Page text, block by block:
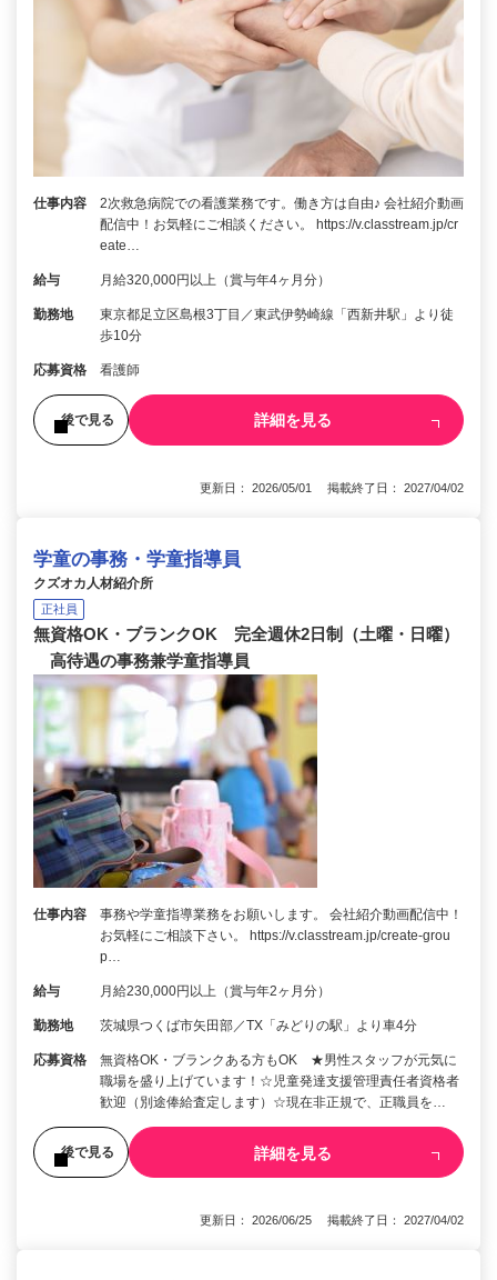
仕事内容
2次救急病院での看護業務です。働き方は自由♪ 会社紹介動画
配信中！お気軽にご相談ください。 https://v.classtream.jp/cr
eate…
給与 月給320,000円以上（賞与年4ヶ月分）
勤務地
東京都足立区島根3丁目／東武伊勢崎線「西新井駅」より徒
歩10分
応募資格 看護師
後で見る 詳細を見る
更新日： 2026/05/01 掲載終了日： 2027/04/02
学童の事務・学童指導員
クズオカ人材紹介所
正社員
無資格OK・ブランクOK 完全週休2日制（土曜・日曜）
高待遇の事務兼学童指導員
仕事内容
事務や学童指導業務をお願いします。 会社紹介動画配信中！
お気軽にご相談下さい。 https://v.classtream.jp/create-grou
p…
給与 月給230,000円以上（賞与年2ヶ月分）
勤務地 茨城県つくば市矢田部／TX「みどりの駅」より車4分
応募資格
無資格OK・ブランクある方もOK ★男性スタッフが元気に
職場を盛り上げています！☆児童発達支援管理責任者資格者
歓迎（別途俸給査定します）☆現在非正規で、正職員を…
後で見る 詳細を見る
更新日： 2026/06/25 掲載終了日： 2027/04/02